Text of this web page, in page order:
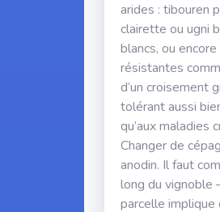
arides : tibouren
clairette ou ugni
blancs, ou
résistantes
d’un croisement
tolérant aussi
qu’aux maladies
Changer de
anodin. Il faut
long du vignoble
parcelle implique